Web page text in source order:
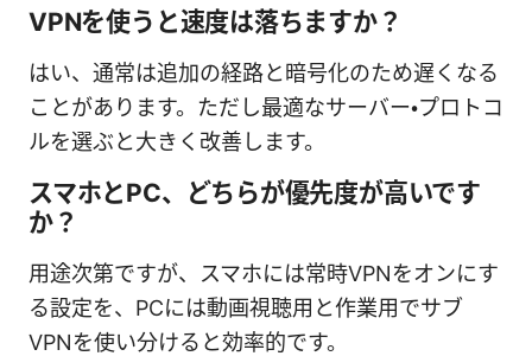
VPNを使うと速度は落ちますか？
はい、通常は追加の経路と暗号化のため遅くなる
ことがあります。ただし最適なサーバー・プロトコ
ルを選ぶと大きく改善します。
スマホとPC、どちらが優先度が高いです
か？
用途次第ですが、スマホには常時VPNをオンにす
る設定を、PCには動画視聴用と作業用でサブ
VPNを使い分けると効率的です。